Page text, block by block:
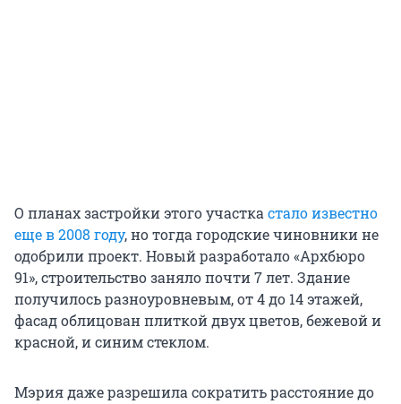
О планах застройки этого участкастало известно
еще в 2008 году, но тогда городские чиновники не
одобрили проект. Новый разработало «Архбюро
91», строительство заняло почти 7 лет. Здание
получилось разноуровневым, от 4 до 14 этажей,
фасад облицован плиткой двух цветов, бежевой и
красной, и синим стеклом.
Мэрия даже разрешила сократить расстояние до